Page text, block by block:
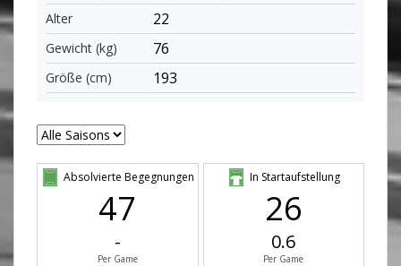
Alter 22
Gewicht (kg) 76
Größe (cm) 193
Absolvierte Begegnungen
47
-
Per Game
In Startaufstellung
26
0.6
Per Game